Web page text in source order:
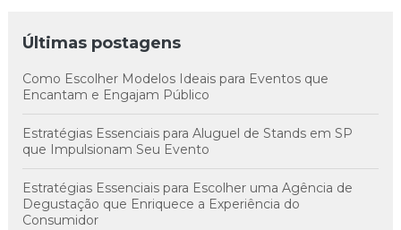
Últimas postagens
Como Escolher Modelos Ideais para Eventos que
Encantam e Engajam Público
Estratégias Essenciais para Aluguel de Stands em SP
que Impulsionam Seu Evento
Estratégias Essenciais para Escolher uma Agência de
Degustação que Enriquece a Experiência do
Consumidor